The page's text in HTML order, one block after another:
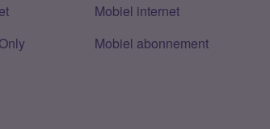
Mobiel internet
Mobiel abonnement